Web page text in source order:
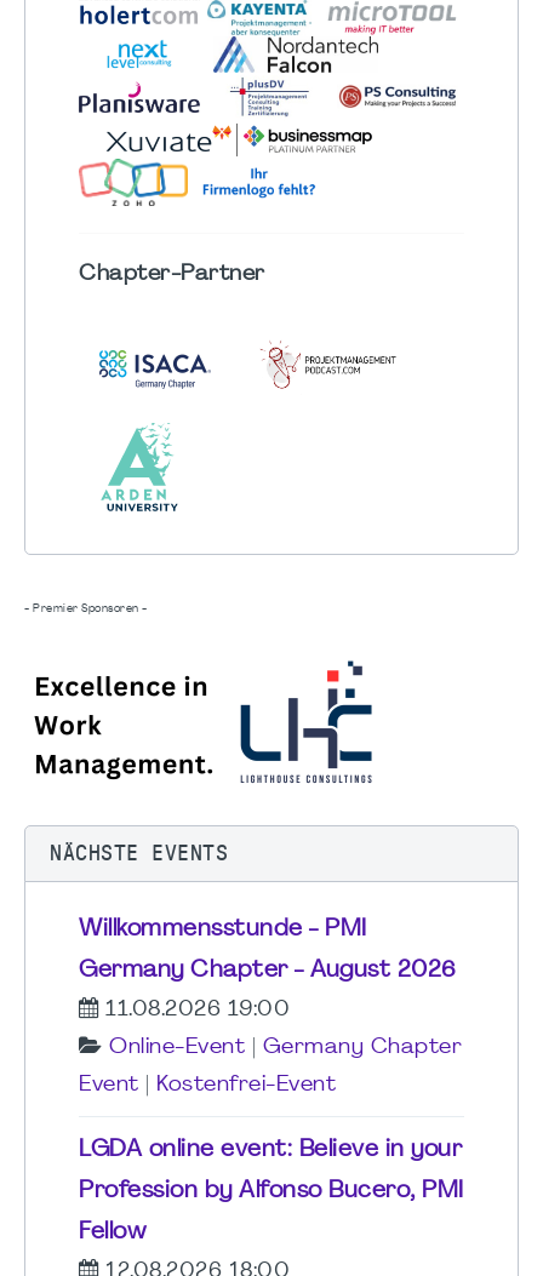
Chapter-Partner
- Premier Sponsoren -
NÄCHSTE EVENTS
Willkommensstunde - PMI
Germany Chapter - August 2026
11.08.2026 19:00
Online-Event
Germany Chapter
Event
Kostenfrei-Event
LGDA online event: Believe in your
Profession by Alfonso Bucero, PMI
Fellow
12.08.2026 18:00